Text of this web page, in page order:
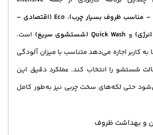
ظروف بسیار چرب)،
Eco (اقتصادی –
و Quick Wash (شستشوی سریع)
است.
به کاربر اجازه می‌دهد متناسب با میزان آلودگی
شستشو را انتخاب کند. عملکرد دقیق این
حتی لکه‌های سخت چربی نیز به‌طور کامل
بهداشت ظروف